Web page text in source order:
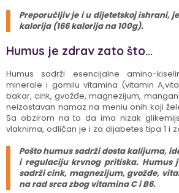
Preporučljiv je i u dijetetskoj ishrani,
kalorija (166 kalorija na 100g).
Humus je zdrav zato što...
Humus sadrži esencijalne amino-
minerale i gomilu vitamina (vitamin
bakar, cink, gvožđe, magnezijum,
neizostavan namaz na meniu onih koji
Sa obzirom na to da ima nizak
vlaknima, odličan je i za dijabetes tipa 1 i
Pošto humus sadrži dosta kalijuma,
i regulaciju krvnog pritiska. Humus
sadrži cink, magnezijum, gvožđe,
na rad srca zbog vitamina C i B6.